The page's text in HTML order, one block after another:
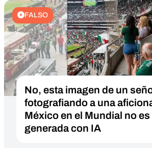
FALSO
No, esta imagen de un
fotografiando a una
México en el Mundial no
generada con IA